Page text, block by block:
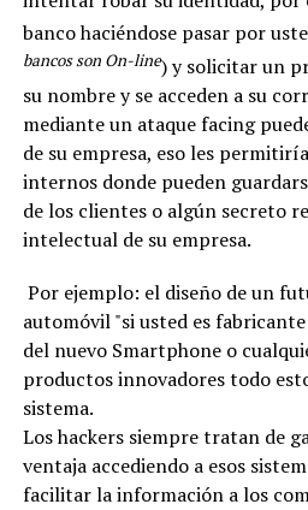
banco haciéndose pasar por
bancos son On-line) y solicitar un
su nombre y se acceden a su
mediante un ataque facing
de su empresa, eso les
internos donde pueden
de los clientes o algún secreto
intelectual de su empresa.
automóvil "si usted es
del nuevo Smartphone o
productos innovadores todo
sistema.
Los hackers siempre tratan de
ventaja accediendo a esos
facilitar la información a los